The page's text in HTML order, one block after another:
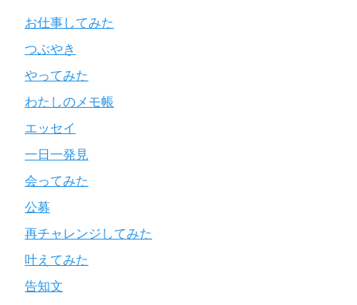
お仕事してみた
つぶやき
やってみた
わたしのメモ帳
エッセイ
一日一発見
会ってみた
公募
再チャレンジしてみた
叶えてみた
告知文